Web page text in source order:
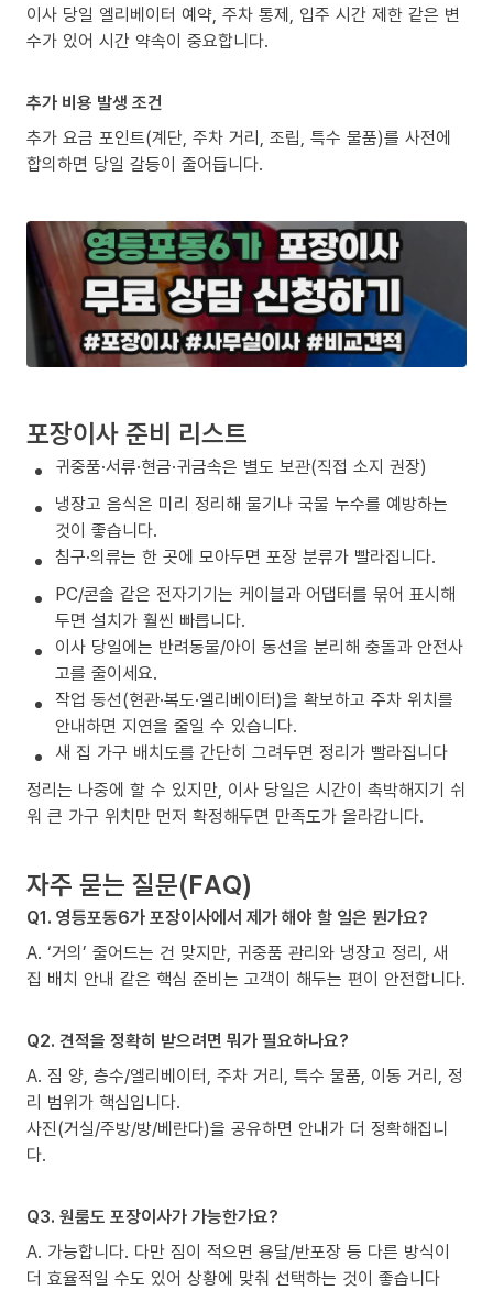
이사 당일 엘리베이터 예약, 주차 통제, 입주 시간 제한 같은 변
수가 있어 시간 약속이 중요합니다.
추가 비용 발생 조건
추가 요금 포인트(계단, 주차 거리, 조립, 특수 물품)를 사전에
합의하면 당일 갈등이 줄어듭니다.
포장이사 준비 리스트
귀중품·서류·현금·귀금속은 별도 보관(직접 소지 권장)
냉장고 음식은 미리 정리해 물기나 국물 누수를 예방하는
것이 좋습니다.
침구·의류는 한 곳에 모아두면 포장 분류가 빨라집니다.
PC/콘솔 같은 전자기기는 케이블과 어댑터를 묶어 표시해
두면 설치가 훨씬 빠릅니다.
이사 당일에는 반려동물/아이 동선을 분리해 충돌과 안전사
고를 줄이세요.
작업 동선(현관·복도·엘리베이터)을 확보하고 주차 위치를
안내하면 지연을 줄일 수 있습니다.
새 집 가구 배치도를 간단히 그려두면 정리가 빨라집니다
정리는 나중에 할 수 있지만, 이사 당일은 시간이 촉박해지기 쉬
워 큰 가구 위치만 먼저 확정해두면 만족도가 올라갑니다.
자주 묻는 질문(FAQ)
Q1. 영등포동6가 포장이사에서 제가 해야 할 일은 뭔가요?
A. ‘거의’ 줄어드는 건 맞지만, 귀중품 관리와 냉장고 정리, 새
집 배치 안내 같은 핵심 준비는 고객이 해두는 편이 안전합니다.
Q2. 견적을 정확히 받으려면 뭐가 필요하나요?
A. 짐 양, 층수/엘리베이터, 주차 거리, 특수 물품, 이동 거리, 정
리 범위가 핵심입니다.
사진(거실/주방/방/베란다)을 공유하면 안내가 더 정확해집니
다.
Q3. 원룸도 포장이사가 가능한가요?
A. 가능합니다. 다만 짐이 적으면 용달/반포장 등 다른 방식이
더 효율적일 수도 있어 상황에 맞춰 선택하는 것이 좋습니다